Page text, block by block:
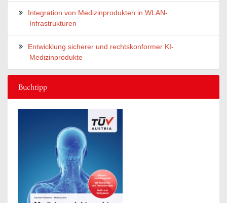
Integration von Medizinprodukten in WLAN-
Infrastrukturen
Entwicklung sicherer und rechtskonformer KI-
Medizinprodukte
Buchtipp